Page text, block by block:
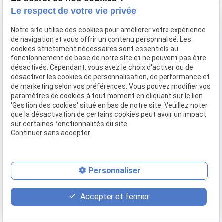
Confier mon bien
Contact
Mentions légalesPolitique de confidentialité
Gestion des cookiesPlan du site
place
Plan d'accès
contact_page
Contact
phone
04 37 28 61 56
Le respect de votre vie privée
Notre site utilise des cookies pour améliorer votre expérience
de navigation et vous offrir un contenu personnalisé. Les
cookies strictement nécessaires sont essentiels au
fonctionnement de base de notre site et ne peuvent pas être
désactivés. Cependant, vous avez le choix d'activer ou de
désactiver les cookies de personnalisation, de performance et
de marketing selon vos préférences. Vous pouvez modifier vos
paramètres de cookies à tout moment en cliquant sur le lien
'Gestion des cookies' situé en bas de notre site. Veuillez noter
que la désactivation de certains cookies peut avoir un impact
sur certaines fonctionnalités du site.
Continuer sans accepter
Personnaliser
Accepter et fermer